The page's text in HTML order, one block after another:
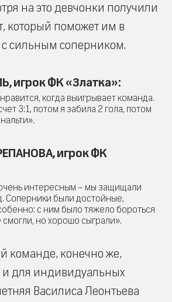
на это девчонки получили
который поможет им в
сильным соперником.
игрок ФК «Златка»:
когда выигрывает команда.
3:1, потом я забила 2 гола, потом
игрок ФК
интересным – мы защищали
Соперники были достойные,
с ним было тяжело бороться
смогли, но хорошо сыграли».
команде, конечно же,
и для индивидуальных
Василиса Леонтьева